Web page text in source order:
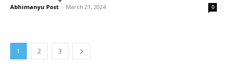
Abhimanyu Post - March 21, 2024 0
1 2 3